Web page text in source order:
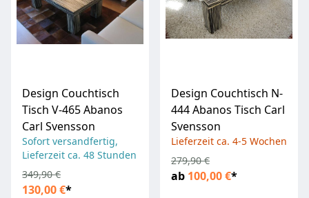
Design Couchtisch
Tisch V-465 Abanos
Carl Svensson
Sofort versandfertig,
Lieferzeit ca. 48 Stunden
130,00 €*
349,90 €
Design Couchtisch N-
444 Abanos Tisch Carl
Svensson
Lieferzeit ca. 4-5 Wochen
ab 100,00 €*
279,90 €